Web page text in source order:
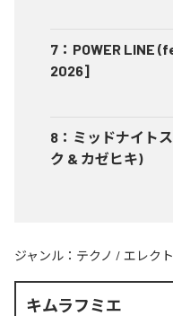
7 ： POWER LINE
2026]
8 ： ミッドナイト
ク & カゼヒキ)
ジャンル： テクノ / エレク
キムラフミエ